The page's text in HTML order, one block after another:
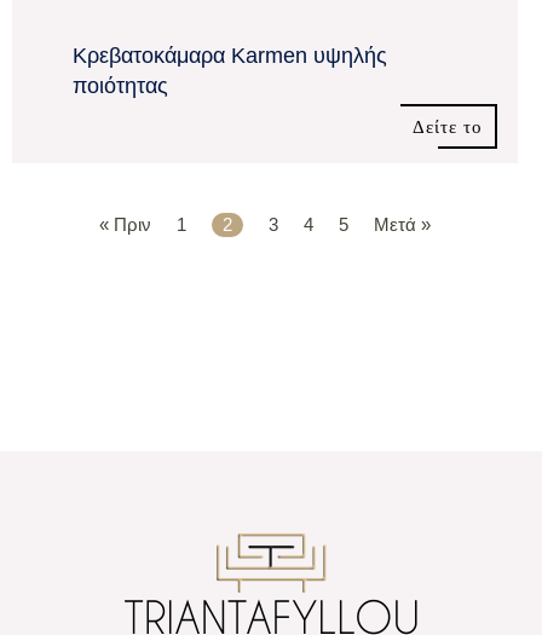
Κρεβατοκάμαρα Karmen υψηλής
ποιότητας
Δείτε το
« Πριν 1 2 3 4 5 Μετά »